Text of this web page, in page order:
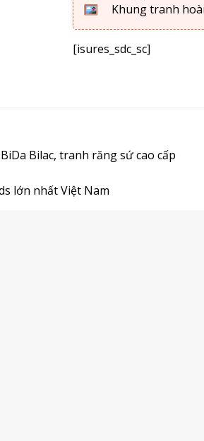
Khung tranh
[isures_sdc_sc]
Bilac, tranh răng sứ cao cấp
lớn nhất Việt Nam